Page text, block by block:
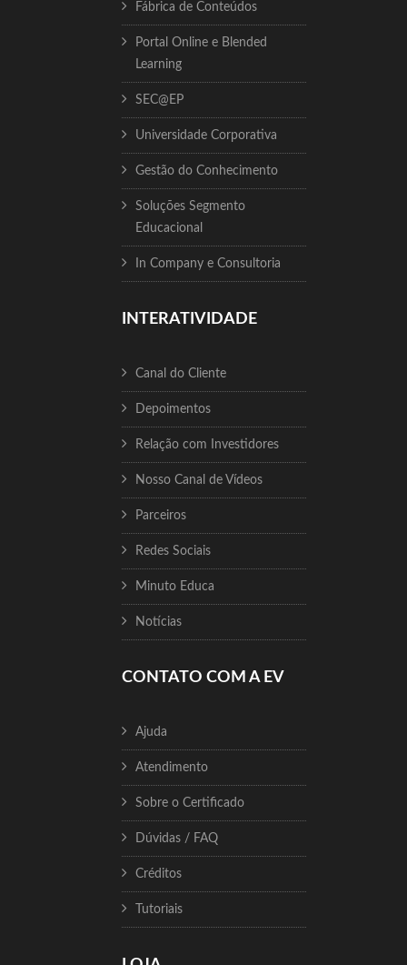
Fábrica de Conteúdos
Portal Online e Blended
Learning
SEC@EP
Universidade Corporativa
Gestão do Conhecimento
Soluções Segmento
Educacional
In Company e Consultoria
INTERATIVIDADE
Canal do Cliente
Depoimentos
Relação com Investidores
Nosso Canal de Vídeos
Parceiros
Redes Sociais
Minuto Educa
Notícias
CONTATO COM A EV
Ajuda
Atendimento
Sobre o Certificado
Dúvidas / FAQ
Créditos
Tutoriais